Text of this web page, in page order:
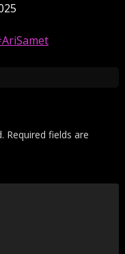
Required fields are